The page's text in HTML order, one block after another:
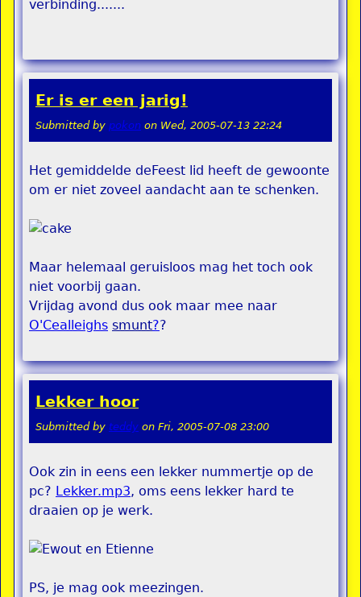
verbinding.......
Er is er een jarig!
Submitted by pokon on Wed, 2005-07-13 22:24
Het gemiddelde deFeest lid heeft de gewoonte
om er niet zoveel aandacht aan te schenken.
Maar helemaal geruisloos mag het toch ook
niet voorbij gaan.
Vrijdag avond dus ook maar mee naar
O'Cealleighs smunt??
Lekker hoor
Submitted by teddy on Fri, 2005-07-08 23:00
Ook zin in eens een lekker nummertje op de
pc? Lekker.mp3, oms eens lekker hard te
draaien op je werk.
PS, je mag ook meezingen.